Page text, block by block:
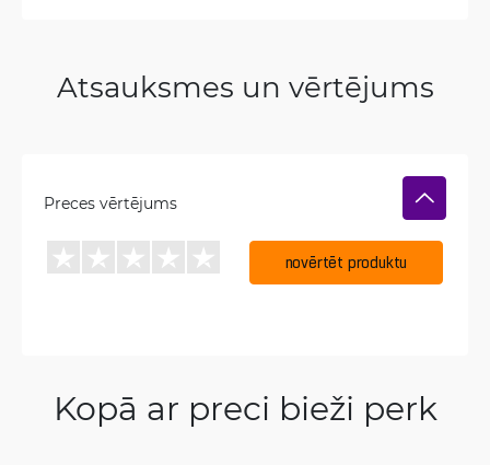
Atsauksmes un vērtējums
Preces vērtējums
novērtēt produktu
Kopā ar preci bieži perk